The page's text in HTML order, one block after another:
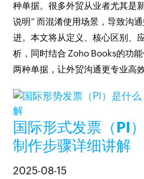
种单据。很多外贸从业者尤其是
说明” 而混淆使用场景，导致沟
进。本文将从定义、核心区别、
析，同时结合 Zoho Books的功
两种单据，让外贸沟通更专业高效
国际形式发票（PI
制作步骤详细讲解
2025-08-15